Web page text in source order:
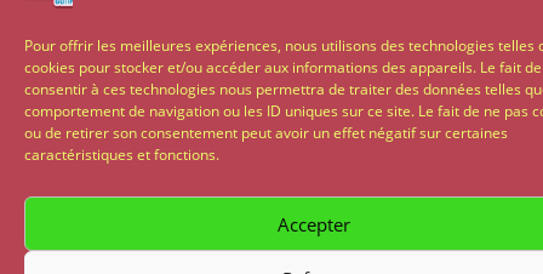
Pour offrir les meilleures expériences, nous utilisons des technologies telles
cookies pour stocker et/ou accéder aux informations des appareils. Le fait de
consentir à ces technologies nous permettra de traiter des données telles
comportement de navigation ou les ID uniques sur ce site. Le fait de ne pas
ou de retirer son consentement peut avoir un effet négatif sur certaines
caractéristiques et fonctions.
Accepter